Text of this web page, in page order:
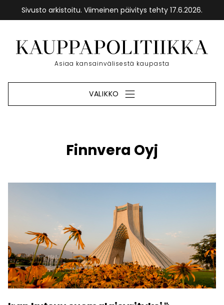
Sivusto arkistoitu. Viimeinen päivitys tehty 17.6.2026.
sisältöön
Etusivu
Asiaa kansainvälisestä kaupasta
VALIKKO
Finnvera Oyj